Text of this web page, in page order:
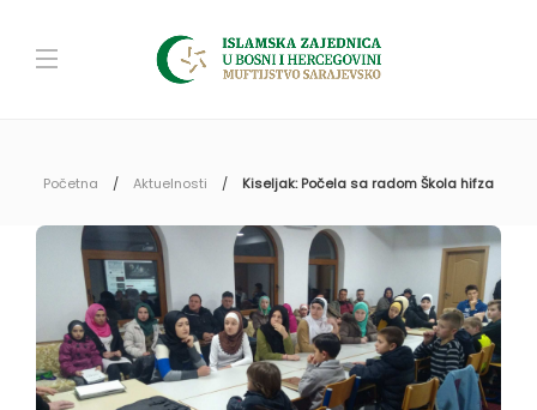
Početna Aktuelnosti Kiseljak: Počela sa radom Škola hifza